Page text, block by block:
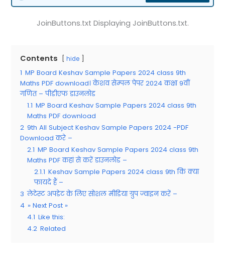
JoinButtons.txt Displaying JoinButtons.txt.
Contents hide
1 MP Board Keshav Sample Papers 2024 class 9th
Maths PDF download। केशव सेम्पल पेपर 2024 कक्षा 9वीं
गणित – पीडीएफ डाउनलोड
1.1 MP Board Keshav Sample Papers 2024 class 9th
Maths PDF download
2 9th All Subject Keshav Sample Papers 2024 -PDF
Download करे –
2.1 MP Board Keshav Sample Papers 2024 class 9th
Maths PDF कहां से करें डाउनलोड –
2.1.1 Keshav Sample Papers 2024 class 9th कि क्या
फायदे हैं –
3 लेटेस्ट अपडेट के लिए सोशल मीडिया ग्रुप ज्वाइन करें –
4 » Next Post »
4.1 Like this:
4.2 Related